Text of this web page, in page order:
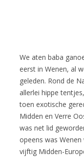
We aten baba
eerst in Wenen, al
geleden. Rond de
allerlei hippe
toen exotische
Midden en Verre
was net lid
opeens was Wenen
vijftig Midden-